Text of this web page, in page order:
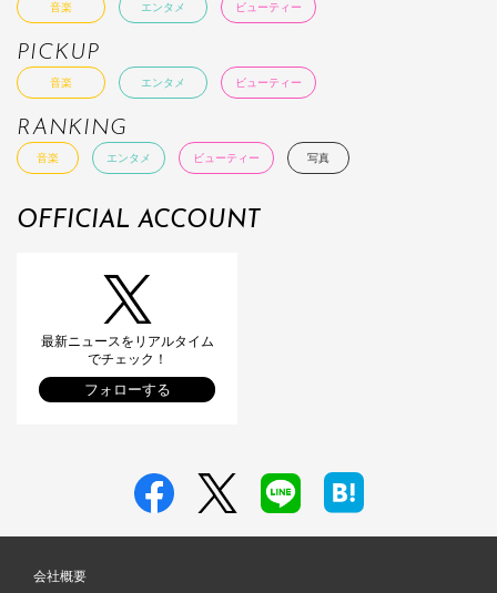
音楽 エンタメ ビューティー
PICKUP
音楽 エンタメ ビューティー
RANKING
音楽 エンタメ ビューティー 写真
OFFICIAL ACCOUNT
最新ニュースをリアルタイム
でチェック！
フォローする
会社概要